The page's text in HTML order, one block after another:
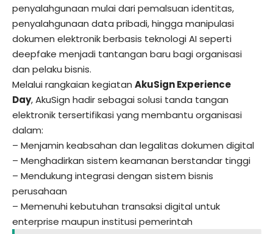
penyalahgunaan mulai dari pemalsuan identitas,
penyalahgunaan data pribadi, hingga manipulasi
dokumen elektronik berbasis teknologi AI seperti
deepfake menjadi tantangan baru bagi organisasi
dan pelaku bisnis.
Melalui rangkaian kegiatan AkuSign Experience
Day,AkuSign hadir sebagai solusi tanda tangan
elektronik tersertifikasi yang membantu organisasi
dalam:
– Menjamin keabsahan dan legalitas dokumen digital
– Menghadirkan sistem keamanan berstandar tinggi
– Mendukung integrasi dengan sistem bisnis
perusahaan
– Memenuhi kebutuhan transaksi digital untuk
enterprise maupun institusi pemerintah